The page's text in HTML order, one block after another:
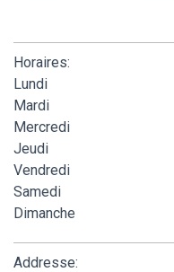
Horaires:
Lundi
Mardi
Mercredi
Jeudi
Vendredi
Samedi
Dimanche
Addresse: